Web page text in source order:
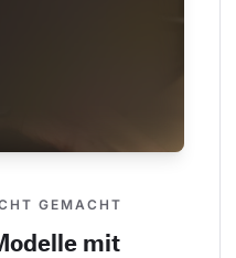
GEMACHT
mit